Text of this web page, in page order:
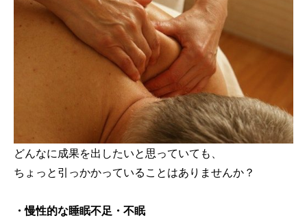
どんなに成果を出したいと思っていても、
ちょっと引っかかっていることはありませんか？
・慢性的な睡眠不足・不眠